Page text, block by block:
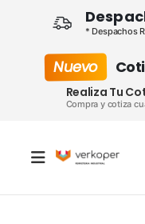
* Despachos
Nuevo
Realiza Tu
Compra y cotiza